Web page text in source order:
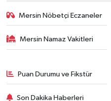
Mersin Nöbetçi Eczaneler
Mersin Namaz Vakitleri
Puan Durumu ve Fikstür
Son Dakika Haberleri